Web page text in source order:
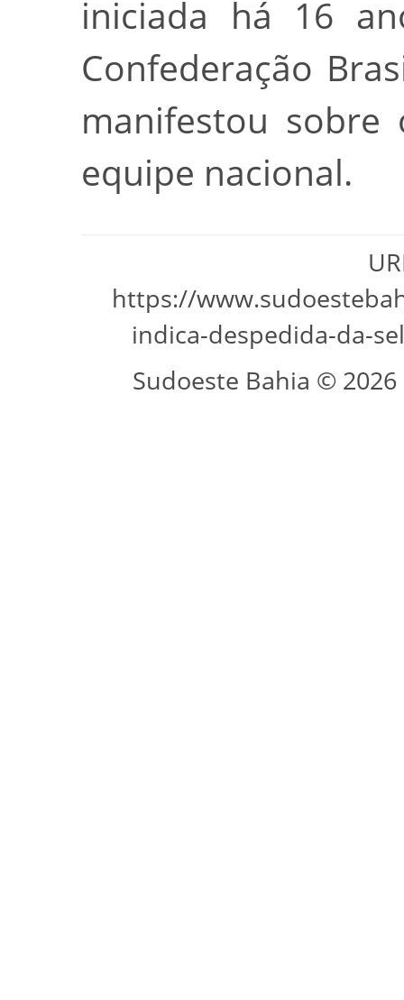
iniciada há 16
Confederação
manifestou
equipe nacional.
https://
indica-despedida-da-
Sudoeste Bahia ©